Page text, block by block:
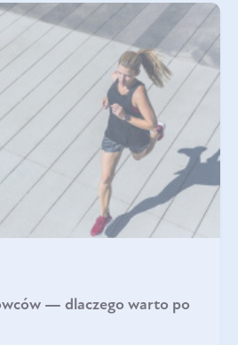
— dlaczego warto po